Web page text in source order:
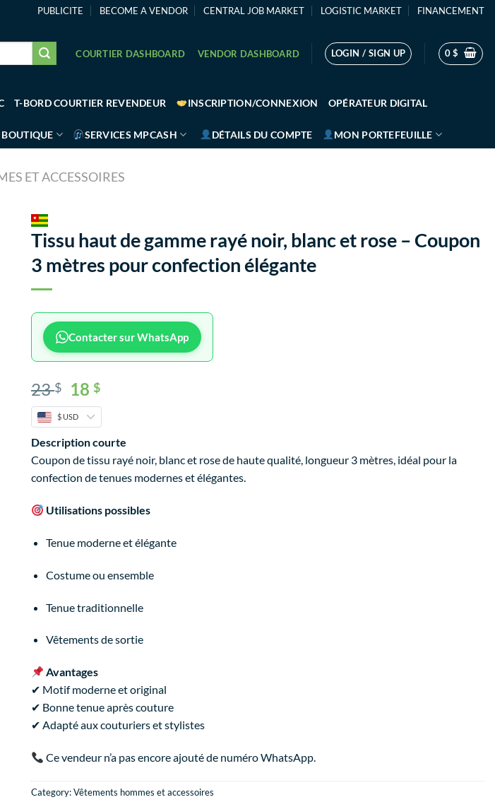
PUBLICITE BECOME A VENDOR CENTRAL JOB MARKET LOGISTIC MARKET FINANCEMENT
COURTIER DASHBOARD VENDOR DASHBOARD LOGIN / SIGN UP 0$
T-BORD COURTIER REVENDEUR INSCRIPTION/CONNEXION OPÉRATEUR DIGITAL
SERVICES MPCASH DÉTAILS DU COMPTE MON PORTEFEUILLE
ET ACCESSOIRES
Tissu haut de gamme rayé noir, blanc et rose – Coupon
3 mètres pour confection élégante
Contacter sur WhatsApp
23$ 18$
$ USD
Description courte
Coupon de tissu rayé noir, blanc et rose de haute qualité, longueur 3 mètres, idéal pour la
confection de tenues modernes et élégantes.
Utilisations possibles
Tenue moderne et élégante
Costume ou ensemble
Tenue traditionnelle
Vêtements de sortie
Avantages
✔ Motif moderne et original
✔ Bonne tenue après couture
✔ Adapté aux couturiers et stylistes
Ce vendeur n’a pas encore ajouté de numéro WhatsApp.
Category:Vêtements hommes et accessoires